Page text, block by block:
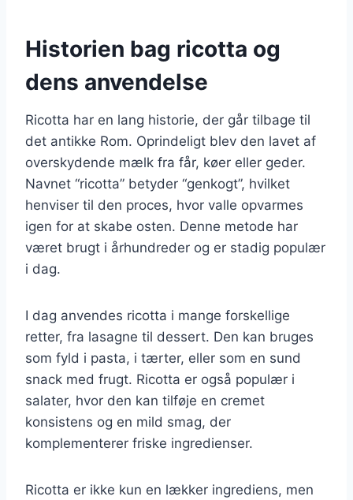
Historien bag ricotta og
dens anvendelse
Ricotta har en lang historie, der går tilbage til
det antikke Rom. Oprindeligt blev den lavet af
overskydende mælk fra får, køer eller geder.
Navnet “ricotta” betyder “genkogt”, hvilket
henviser til den proces, hvor valle opvarmes
igen for at skabe osten. Denne metode har
været brugt i århundreder og er stadig populær
i dag.
I dag anvendes ricotta i mange forskellige
retter, fra lasagne til dessert. Den kan bruges
som fyld i pasta, i tærter, eller som en sund
snack med frugt. Ricotta er også populær i
salater, hvor den kan tilføje en cremet
konsistens og en mild smag, der
komplementerer friske ingredienser.
Ricotta er ikke kun en lækker ingrediens, men